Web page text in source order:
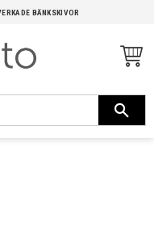
BÄNKSKIVOR